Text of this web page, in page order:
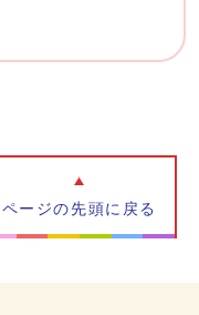
ページの先頭に戻る